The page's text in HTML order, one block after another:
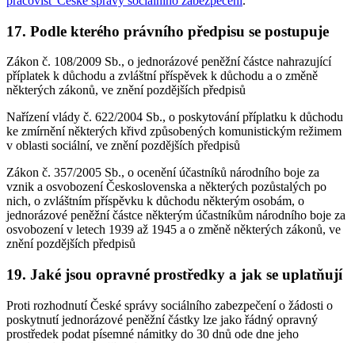
17. Podle kterého právního předpisu se postupuje
Zákon č. 108/2009 Sb., o jednorázové peněžní částce nahrazující
příplatek k důchodu a zvláštní příspěvek k důchodu a o změně
některých zákonů, ve znění pozdějších předpisů
Nařízení vlády č. 622/2004 Sb., o poskytování příplatku k důchodu
ke zmírnění některých křivd způsobených komunistickým režimem
v oblasti sociální, ve znění pozdějších předpisů
Zákon č. 357/2005 Sb., o ocenění účastníků národního boje za
vznik a osvobození Československa a některých pozůstalých po
nich, o zvláštním příspěvku k důchodu některým osobám, o
jednorázové peněžní částce některým účastníkům národního boje za
osvobození v letech 1939 až 1945 a o změně některých zákonů, ve
znění pozdějších předpisů
19. Jaké jsou opravné prostředky a jak se uplatňují
Proti rozhodnutí České správy sociálního zabezpečení o žádosti o
poskytnutí jednorázové peněžní částky lze jako řádný opravný
prostředek podat písemné námitky do 30 dnů ode dne jeho